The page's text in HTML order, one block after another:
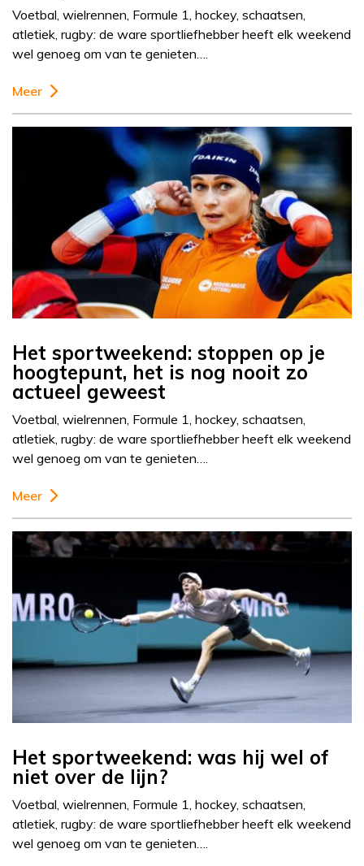
Voetbal, wielrennen, Formule 1, hockey, schaatsen,
atletiek, rugby: de ware sportliefhebber heeft elk weekend
wel genoeg om van te genieten….
Meer
Het sportweekend: stoppen op je
hoogtepunt, het is nog nooit zo
actueel geweest
Voetbal, wielrennen, Formule 1, hockey, schaatsen,
atletiek, rugby: de ware sportliefhebber heeft elk weekend
wel genoeg om van te genieten….
Meer
Het sportweekend: was hij wel of
niet over de lijn?
Voetbal, wielrennen, Formule 1, hockey, schaatsen,
atletiek, rugby: de ware sportliefhebber heeft elk weekend
wel genoeg om van te genieten….